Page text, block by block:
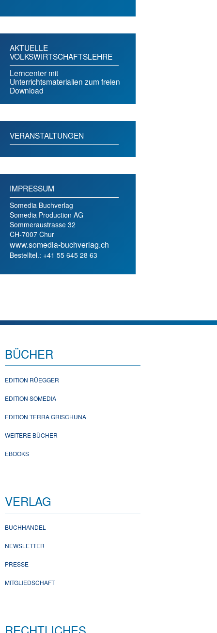
AKTUELLE
VOLKSWIRTSCHAFTSLEHRE
Lerncenter mit
Unterrichtsmaterialien zum freien
Download
VERANSTALTUNGEN
IMPRESSUM
Somedia Buchverlag
Somedia Production AG
Sommeraustrasse 32
CH-7007 Chur
www.somedia-buchverlag.ch
Bestelltel.: +41 55 645 28 63
BÜCHER
EDITION RÜEGGER
EDITION SOMEDIA
EDITION TERRA GRISCHUNA
WEITERE BÜCHER
EBOOKS
VERLAG
BUCHHANDEL
NEWSLETTER
PRESSE
MITGLIEDSCHAFT